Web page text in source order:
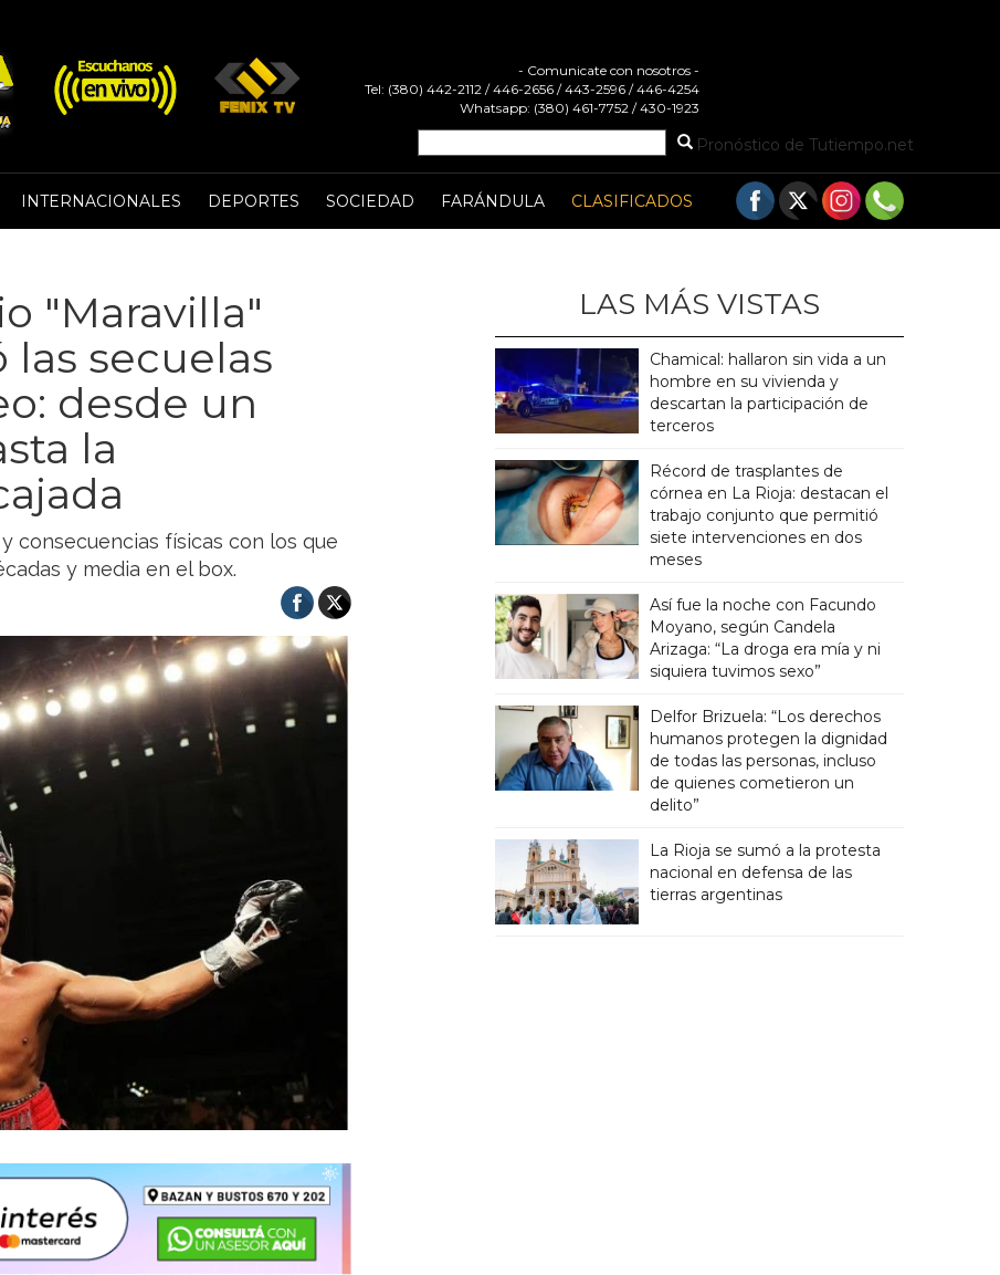
- Comunicate con nosotros -
Tel: (380) 442-2112 / 446-2656 / 443-2596 / 446-4254
Whatsapp: (380) 461-7752 / 430-1923
Pronóstico de Tutiempo.net
INTERNACIONALES DEPORTES SOCIEDAD FARÁNDULA CLASIFICADOS
"Maravilla"
secuelas
desde un
la
consecuencias físicas con los que
y media en el box.
LAS MÁS VISTAS
Chamical: hallaron sin vida a un
hombre en su vivienda y
descartan la participación de
terceros
Récord de trasplantes de
córnea en La Rioja: destacan el
trabajo conjunto que permitió
siete intervenciones en dos
meses
Así fue la noche con Facundo
Moyano, según Candela
Arizaga: “La droga era mía y ni
siquiera tuvimos sexo”
Delfor Brizuela: “Los derechos
humanos protegen la dignidad
de todas las personas, incluso
de quienes cometieron un
delito”
La Rioja se sumó a la protesta
nacional en defensa de las
tierras argentinas